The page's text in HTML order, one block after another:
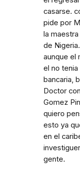
casarse.
pide por
la
de
aunque el
el no
bancaria,
Doctor
Gomez
quiero
esto ya
en el
gente.